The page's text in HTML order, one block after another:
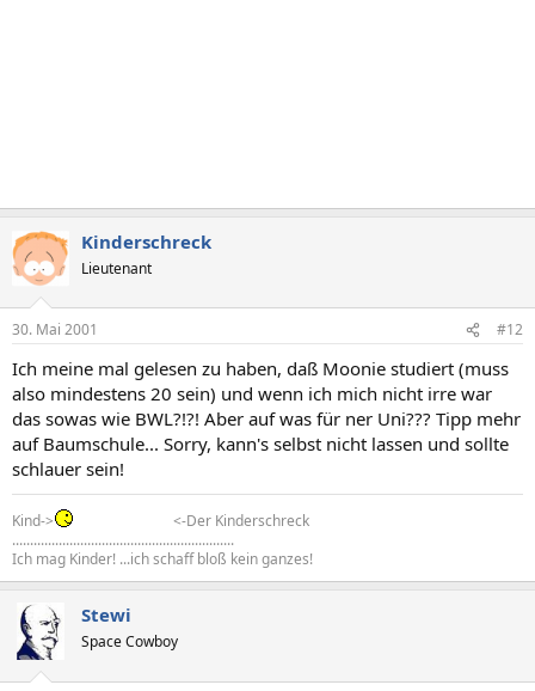
Kinderschreck
Lieutenant
30. Mai 2001 #12
Ich meine mal gelesen zu haben, daß Moonie studiert (muss
also mindestens 20 sein) und wenn ich mich nicht irre war
das sowas wie BWL?!?! Aber auf was für ner Uni??? Tipp mehr
auf Baumschule... Sorry, kann's selbst nicht lassen und sollte
schlauer sein!
Kind->
<-Der Kinderschreck
..............................................................
Ich mag Kinder! ...ich schaff bloß kein ganzes!
Stewi
Space Cowboy